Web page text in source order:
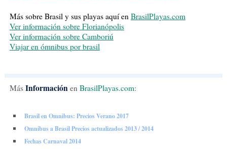
Más sobre Brasil y sus playas aquí en BrasilPlayas.com
Ver información sobre Florianópolis
Ver información sobre Camboriú
Viajar en ómnibus por brasil
Más Informaciónen BrasilPlayas.com:
Brasil en Omnibus: Precios Verano 2017
Omnibus a Brasil Precios actualizados 2013 / 2014
Fechas Carnaval 2014